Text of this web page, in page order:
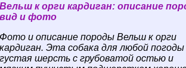
Вельш к opги кардиган: описание
вид и фото
Фото и описание породы Вельш к opги
кардиган. Эта собака для любой погоды
густая шерсть с грубоватой остью и